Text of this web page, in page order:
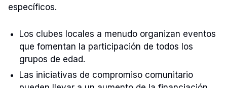
específicos.
Los clubes locales a menudo organizan eventos
que fomentan la participación de todos los
grupos de edad.
Las iniciativas de compromiso comunitario